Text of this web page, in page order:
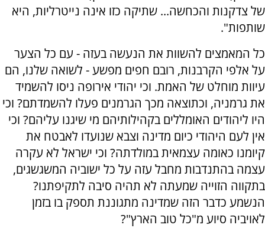
של צדקנות והכחשה... שתיקה כזו אינה נייטרליות, היא
שותפות".
כל המאמצים להשוות את הנעשה בעזה - עם כל הצער
על אלפי הקרבנות, רובם חפים מפשע - לשואה שלנו, הם
עיוות מוחלט של האמת. וכי יהודי אירופה ניסו להשמיד
את גרמניה, וכתוצאה מכך הגרמנים פעלו להשמדתם? וכי
היו ליהודים האומללים בקהילותיהם מי שיגנו עליהם? וכי
אין לעם היהודי כיום מדינה וצבא שנועדו לאבטח את
קיומנו כאומה עצמאית במולדתה? וכי ישראל לא עקרה
עצמה בהתנדבות מחבל עזה על כל ישוביה המשגשגים,
בתקווה הזוייה שמעתה לא תהיה סיבה לתקיפתנו?
הנשמע כדבר הזה שמדינה מתגוננת תספק בו בזמן
לאויביה סיוע מ"כל טוב הארץ"?